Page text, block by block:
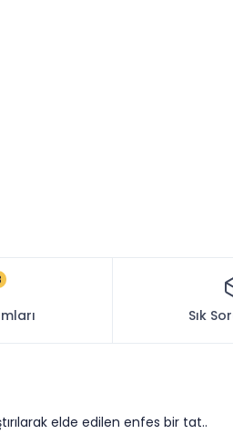
Sık
elde edilen enfes bir tat..